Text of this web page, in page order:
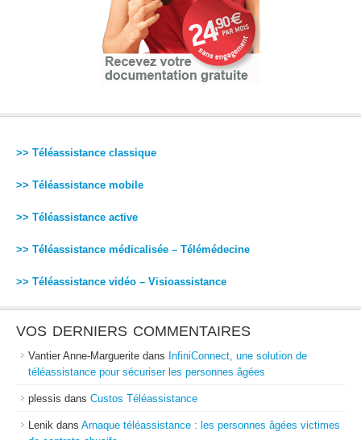
>> Téléassistance classique
>> Téléassistance mobile
>> Téléassistance active
>> Téléassistance médicalisée – Télémédecine
>> Téléassistance vidéo – Visioassistance
VOS DERNIERS COMMENTAIRES
Vantier Anne-Marguerite dans InfiniConnect, une solution de
téléassistance pour sécuriser les personnes âgées
plessis dans Custos Téléassistance
Lenik dans Arnaque téléassistance : les personnes âgées victimes